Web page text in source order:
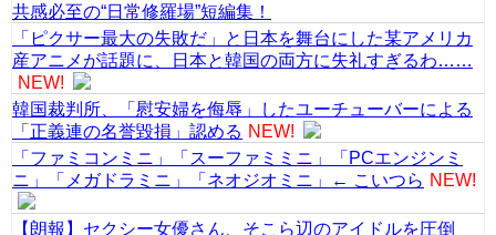
共感必至の“日常修羅場”短編集！
「ピクサー最大の失敗だ」と日本を舞台にした某アメリカ
産アニメが話題に、日本と韓国の両方に失礼すぎるわ……
NEW!
韓国裁判所、「慰安婦を侮辱」したユーチューバーによる
「正義連の名誉毀損」認める NEW!
「ファミコンミニ」「スーファミミニ」「PCエンジンミ
ニ」「メガドラミニ」「ネオジオミニ」← こいつら NEW!
【朗報】セクシー女優さん、そこら辺のアイドルを圧倒